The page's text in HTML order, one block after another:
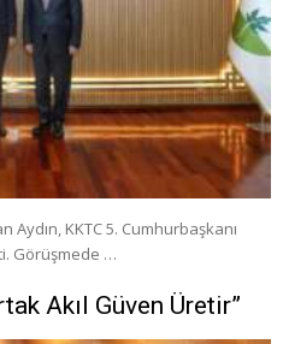
Aydın, KKTC 5. Cumhurbaşkanı
Görüşmede …
Akıl Güven Üretir”